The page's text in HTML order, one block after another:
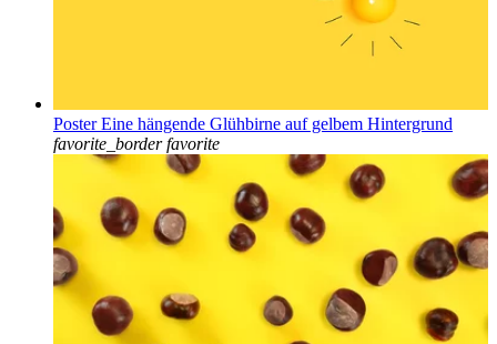
Poster Eine hängende Glühbirne auf gelbem Hintergrund
favorite_border favorite